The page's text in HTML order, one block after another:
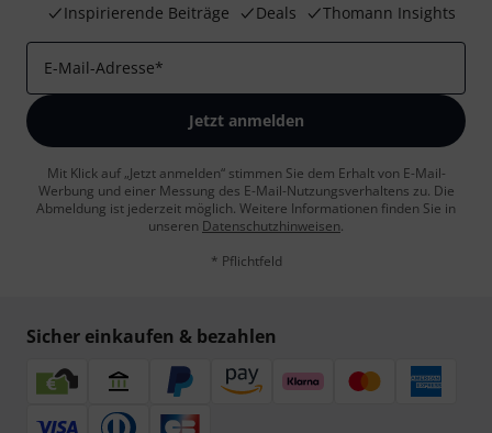
Inspirierende Beiträge
Deals Thomann Insights
E-Mail-Adresse*
Jetzt anmelden
Mit Klick auf „Jetzt anmelden“ stimmen Sie dem Erhalt von E-Mail-
Werbung und einer Messung des E-Mail-Nutzungsverhaltens zu. Die
Abmeldung ist jederzeit möglich. Weitere Informationen finden Sie in
unseren Datenschutzhinweisen.
* Pflichtfeld
Sicher einkaufen & bezahlen